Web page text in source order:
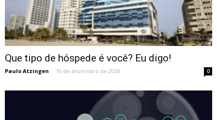
Que tipo de hóspede é você? Eu digo!
Paulo Atzingen - 10 de dezembro de 2020 0